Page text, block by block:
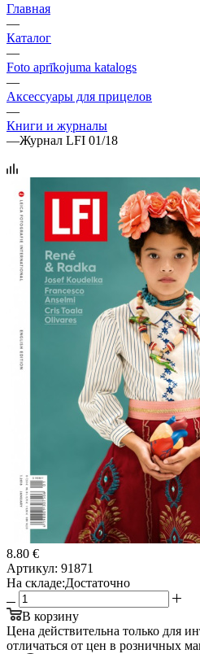
Главная
—
Каталог
—
Foto aprīkojuma katalogs
—
Аксессуары для прицелов
—
Книги и журналы
—Журнал LFI 01/18
8.80 €
Артикул: 91871
На складе:Достаточно
В корзину
Цена действительна только для
отличаться от цен в розничных